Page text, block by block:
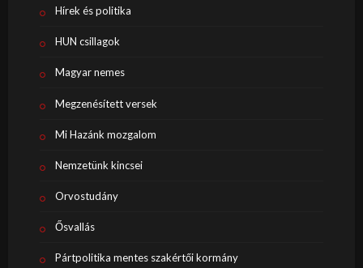
Hírek és politika
HUN csillagok
Magyar nemes
Megzenésített versek
Mi Hazánk mozgalom
Nemzetünk kincsei
Orvostudány
Ősvallás
Pártpolitika mentes szakértői kormány